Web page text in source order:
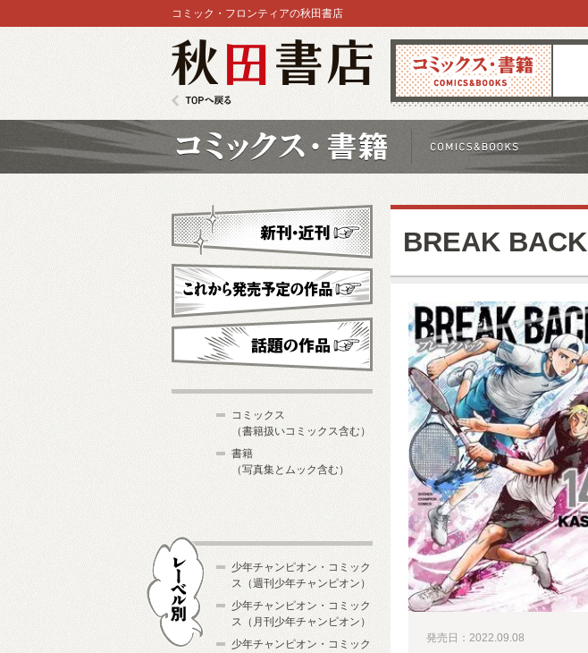
コミックス 雑誌
コミック・フロンティアの秋田書店
BREAK BACK
発売日：2022.09.08
新刊・近刊
これから発売予定
コミックス
（書籍扱いコミックス含む）
書籍
（写真集とムック含む）
少年チャンピオン・コミック
ス（週刊少年チャンピオン）
少年チャンピオン・コミック
ス（月刊少年チャンピオン）
少年チャンピオン・コミック